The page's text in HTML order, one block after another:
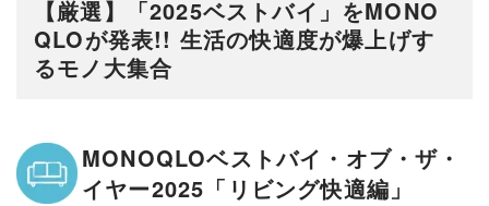
【厳選】「2025ベストバイ」をMONO
QLOが発表!! 生活の快適度が爆上げす
るモノ大集合
MONOQLOベストバイ・オブ・ザ・
イヤー2025「リビング快適編」